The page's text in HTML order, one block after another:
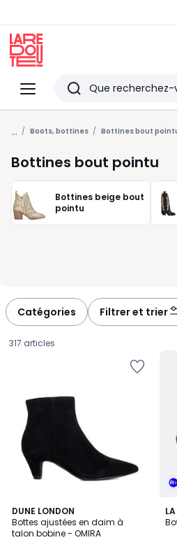
Menu
Redoute
Rechercher
Derniers
articles
vus
... Boots, bottines Bottines bout
Bottines bout pointu
Bottines beige bout
pointu
Catégories Filtrer et trier
317 articles
DUNE LONDON
Bottes ajustées en daim à
talon bobine - OMIRA